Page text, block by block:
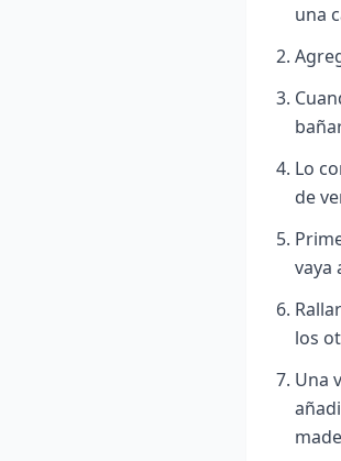
una
Lo
de
vaya
los
Una